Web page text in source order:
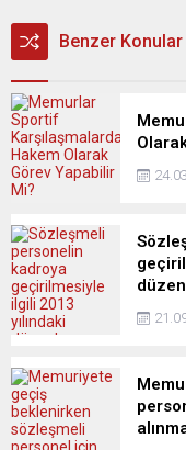
Benzer Konular